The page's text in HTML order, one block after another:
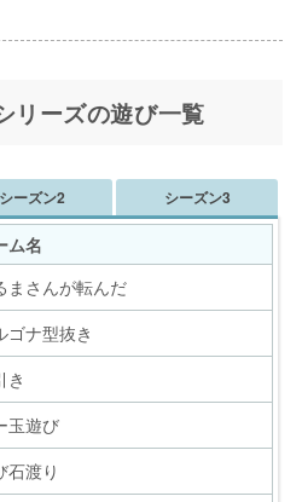
リーズの遊び一覧
ム名
まさんが転んだ
ゴナ型抜き
き
玉遊び
石渡り
シーズン2 シーズン3